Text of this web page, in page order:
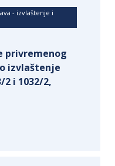
- izvlaštenje i
privremenog
izvlaštenje
2 i 1032/2,